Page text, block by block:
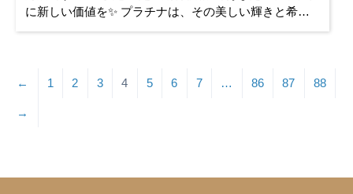
に新しい価値を✨ プラチナは、その美しい輝きと希少
性から、長く愛され続けている貴金属です✨ 実は今、
← 1 2 3 4 5 6 7 … 86 87 88
→